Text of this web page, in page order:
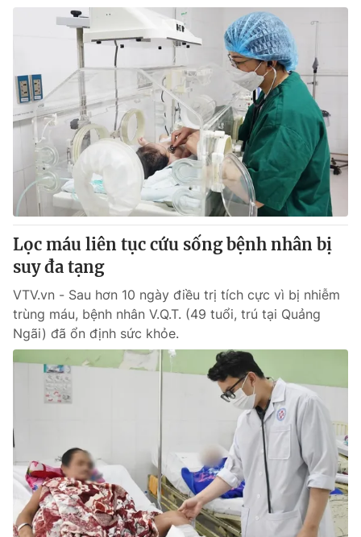
Lọc máu liên tục cứu sống bệnh nhân bị
suy đa tạng
VTV.vn - Sau hơn 10 ngày điều trị tích cực vì bị nhiễm
trùng máu, bệnh nhân V.Q.T. (49 tuổi, trú tại Quảng
Ngãi) đã ổn định sức khỏe.